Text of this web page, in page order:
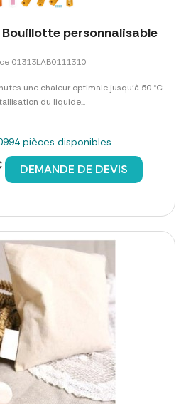
personnalisable
01313LAB0111310
une chaleur optimale jusqu'à 50 °C
du liquide...
pièces disponibles
DEMANDE DE DEVIS